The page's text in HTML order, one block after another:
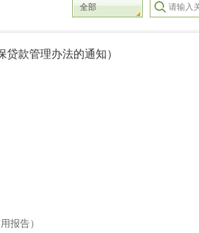
全部
款管理办法的通知）
报告）